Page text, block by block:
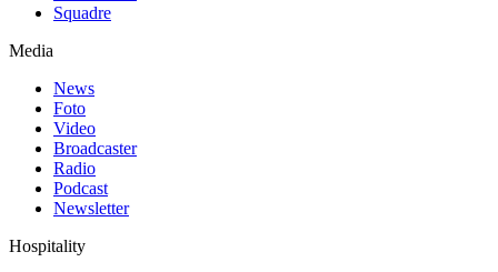
Squadre
Media
News
Foto
Video
Broadcaster
Radio
Podcast
Newsletter
Hospitality